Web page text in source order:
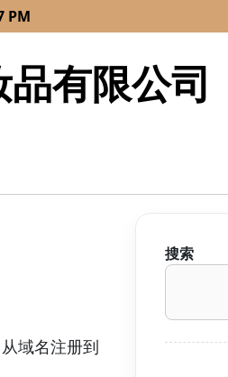
PM
有限公司
域名注册到
搜索